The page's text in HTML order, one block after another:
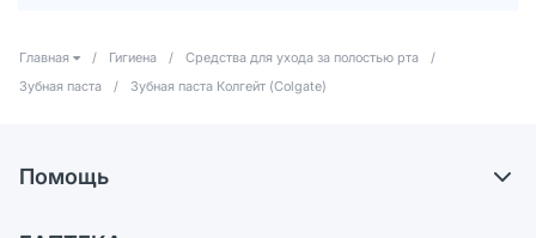
Главная / Гигиена / Средства для ухода за полостью рта
/
Зубная паста
/ Зубная паста Колгейт (Colgate)
Помощь